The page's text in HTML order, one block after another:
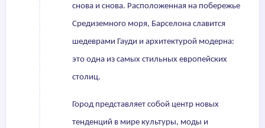
снова и снова. Расположенная на побережье
Средиземного моря, Барселона славится
шедеврами Гауди и архитектурой модерна:
это одна из самых стильных европейских
столиц.
Город представляет собой центр новых
тенденций в мире культуры, моды и